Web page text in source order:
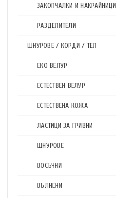
ЗАКОПЧАЛКИ И НАКРАЙНИЦИ
РАЗДЕЛИТЕЛИ
ШНУРОВЕ / КОРДИ / ТЕЛ
ЕКО ВЕЛУР
ЕСТЕСТВЕН ВЕЛУР
ЕСТЕСТВЕНА КОЖА
ЛАСТИЦИ ЗА ГРИВНИ
ШНУРОВЕ
ВОСЪЧНИ
ВЪЛНЕНИ